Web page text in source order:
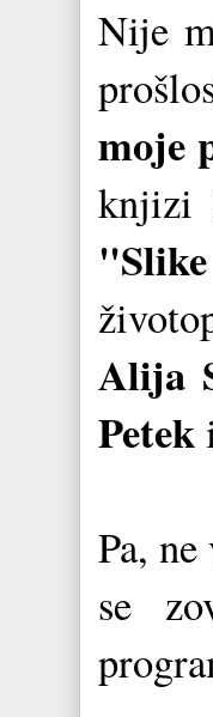
Nije
moje
knjizi
Alija
Petek
Pa,
se